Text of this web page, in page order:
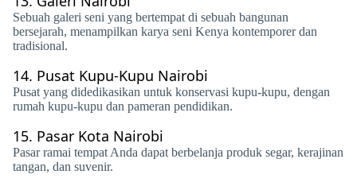
Sebuah galeri seni yang bertempat di sebuah bangunan
bersejarah, menampilkan karya seni Kenya kontemporer dan
tradisional.
14. Pusat Kupu-Kupu Nairobi
Pusat yang didedikasikan untuk konservasi kupu-kupu, dengan
rumah kupu-kupu dan pameran pendidikan.
15. Pasar Kota Nairobi
Pasar ramai tempat Anda dapat berbelanja produk segar, kerajinan
tangan, dan suvenir.